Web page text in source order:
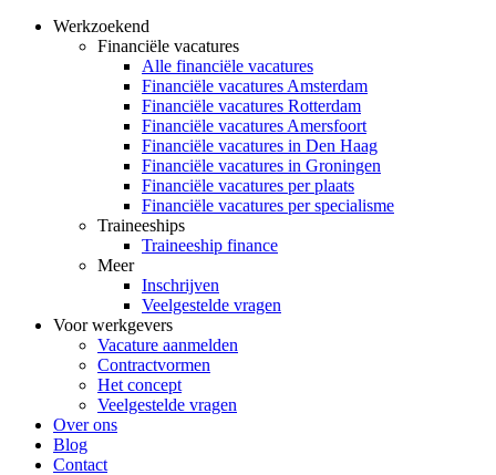
Werkzoekend
Financiële vacatures
Alle financiële vacatures
Financiële vacatures Amsterdam
Financiële vacatures Rotterdam
Financiële vacatures Amersfoort
Financiële vacatures in Den Haag
Financiële vacatures in Groningen
Financiële vacatures per plaats
Financiële vacatures per specialisme
Traineeships
Traineeship finance
Meer
Inschrijven
Veelgestelde vragen
Voor werkgevers
Vacature aanmelden
Contractvormen
Het concept
Veelgestelde vragen
Over ons
Blog
Contact